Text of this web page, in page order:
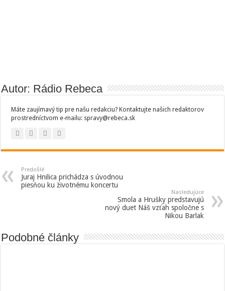
Autor: Rádio Rebeca
Máte zaujímavý tip pre našu redakciu? Kontaktujte našich redaktorov
prostredníctvom e-mailu: spravy@rebeca.sk
Predošlé
Juraj Hnilica prichádza s úvodnou
piesňou ku životnému koncertu
Nasledujúce
Smola a Hrušky predstavujú
nový duet Náš vzťah spoločne s
Nikou Barlak
Podobné články